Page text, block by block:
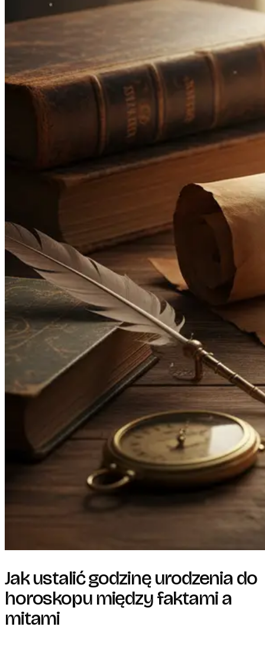
Jak ustalić godzinę urodzenia do
horoskopu między faktami a
mitami